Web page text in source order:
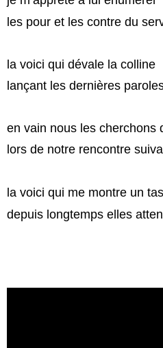
les pour et les contre du
la voici qui dévale la colline
lançant les dernières
en vain nous les cherchons
lors de notre rencontre
la voici qui me montre un
depuis longtemps elles